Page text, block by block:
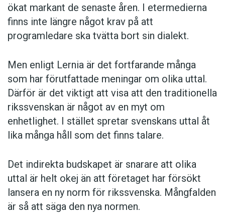
ökat markant de senaste åren. I etermedierna
finns inte längre något krav på att
programledare ska tvätta bort sin dialekt.
Men enligt Lernia är det fortfarande många
som har förutfattade meningar om olika uttal.
Därför är det viktigt att visa att den traditionella
rikssvenskan är något av en myt om
enhetlighet. I stället spretar svenskans uttal åt
lika många håll som det finns talare.
Det indirekta budskapet är snarare att olika
uttal är helt okej än att företaget har försökt
lansera en ny norm för rikssvenska. Mångfalden
är så att säga den nya normen.